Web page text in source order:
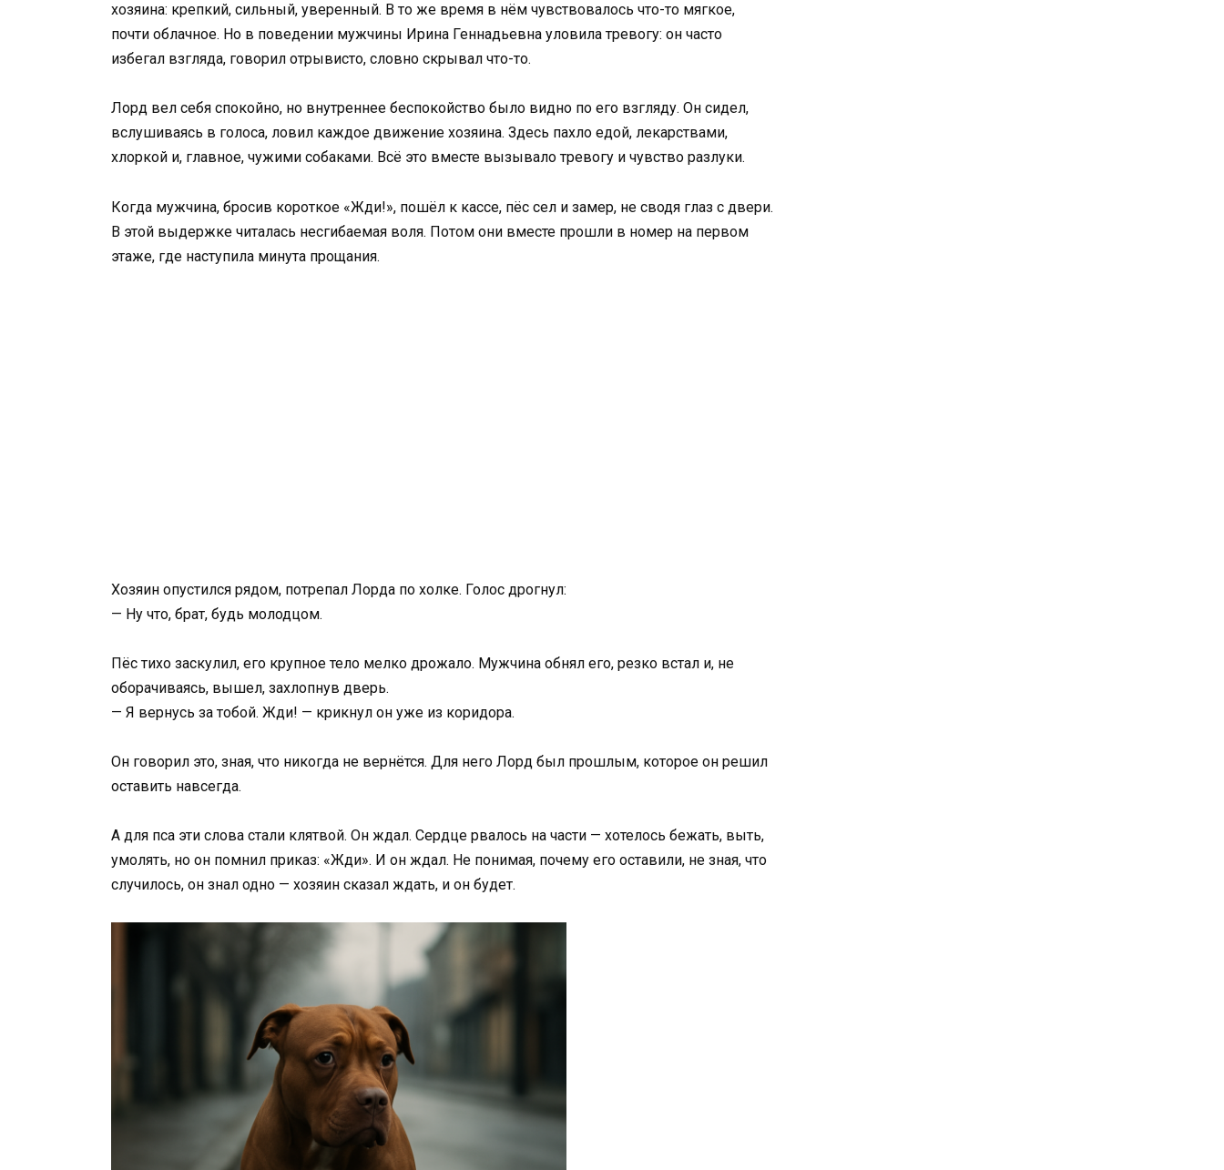
хозяина: крепкий, сильный, уверенный. В то же время в нём чувствовалось что-то мягкое,
почти облачное. Но в поведении мужчины Ирина Геннадьевна уловила тревогу: он часто
избегал взгляда, говорил отрывисто, словно скрывал что-то.
Лорд вел себя спокойно, но внутреннее беспокойство было видно по его взгляду. Он сидел,
вслушиваясь в голоса, ловил каждое движение хозяина. Здесь пахло едой, лекарствами,
хлоркой и, главное, чужими собаками. Всё это вместе вызывало тревогу и чувство разлуки.
Когда мужчина, бросив короткое «Жди!», пошёл к кассе, пёс сел и замер, не сводя глаз с двери.
В этой выдержке читалась несгибаемая воля. Потом они вместе прошли в номер на первом
этаже, где наступила минута прощания.
Хозяин опустился рядом, потрепал Лорда по холке. Голос дрогнул:
— Ну что, брат, будь молодцом.
Пёс тихо заскулил, его крупное тело мелко дрожало. Мужчина обнял его, резко встал и, не
оборачиваясь, вышел, захлопнув дверь.
— Я вернусь за тобой. Жди! — крикнул он уже из коридора.
Он говорил это, зная, что никогда не вернётся. Для него Лорд был прошлым, которое он решил
оставить навсегда.
А для пса эти слова стали клятвой. Он ждал. Сердце рвалось на части — хотелось бежать, выть,
умолять, но он помнил приказ: «Жди». И он ждал. Не понимая, почему его оставили, не зная, что
случилось, он знал одно — хозяин сказал ждать, и он будет.